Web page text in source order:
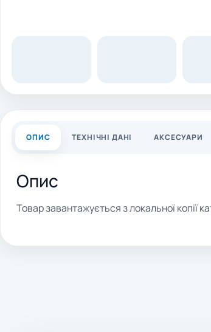
ОПИС ТЕХНІЧНІ ДАНІ АКСЕСУАРИ
Опис
Товар завантажується з локальної копії